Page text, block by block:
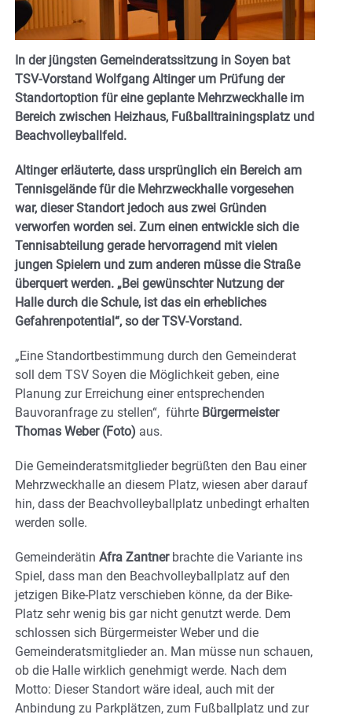
In der jüngsten Gemeinderatssitzung in Soyen bat
TSV-Vorstand Wolfgang Altinger um Prüfung der
Standortoption für eine geplante Mehrzweckhalle im
Bereich zwischen Heizhaus, Fußballtrainingsplatz und
Beachvolleyballfeld.
Altinger erläuterte, dass ursprünglich ein Bereich am
Tennisgelände für die Mehrzweckhalle vorgesehen
war, dieser Standort jedoch aus zwei Gründen
verworfen worden sei. Zum einen entwickle sich die
Tennisabteilung gerade hervorragend mit vielen
jungen Spielern und zum anderen müsse die Straße
überquert werden. „Bei gewünschter Nutzung der
Halle durch die Schule, ist das ein erhebliches
Gefahrenpotential“, so der TSV-Vorstand.
„Eine Standortbestimmung durch den Gemeinderat
soll dem TSV Soyen die Möglichkeit geben, eine
Planung zur Erreichung einer entsprechenden
Bauvoranfrage zu stellen“, führte Bürgermeister
Thomas Weber (Foto) aus.
Die Gemeinderatsmitglieder begrüßten den Bau einer
Mehrzweckhalle an diesem Platz, wiesen aber darauf
hin, dass der Beachvolleyballplatz unbedingt erhalten
werden solle.
Gemeinderätin Afra Zantnerbrachte die Variante ins
Spiel, dass man den Beachvolleyballplatz auf den
jetzigen Bike-Platz verschieben könne, da der Bike-
Platz sehr wenig bis gar nicht genutzt werde. Dem
schlossen sich Bürgermeister Weber und die
Gemeinderatsmitglieder an. Man müsse nun schauen,
ob die Halle wirklich genehmigt werde. Nach dem
Motto: Dieser Standort wäre ideal, auch mit der
Anbindung zu Parkplätzen, zum Fußballplatz und zur